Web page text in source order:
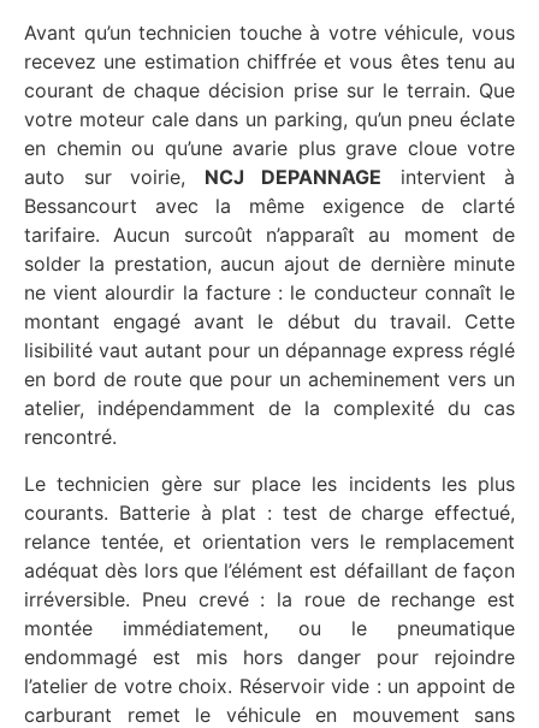
Avant qu’un technicien touche à votre véhicule, vous
recevez une estimation chiffrée et vous êtes tenu au
courant de chaque décision prise sur le terrain. Que
votre moteur cale dans un parking, qu’un pneu éclate
en chemin ou qu’une avarie plus grave cloue votre
auto sur voirie, NCJ DEPANNAGE intervient à
Bessancourt avec la même exigence de clarté
tarifaire. Aucun surcoût n’apparaît au moment de
solder la prestation, aucun ajout de dernière minute
ne vient alourdir la facture : le conducteur connaît le
montant engagé avant le début du travail. Cette
lisibilité vaut autant pour un dépannage express réglé
en bord de route que pour un acheminement vers un
atelier, indépendamment de la complexité du cas
rencontré.
Le technicien gère sur place les incidents les plus
courants. Batterie à plat : test de charge effectué,
relance tentée, et orientation vers le remplacement
adéquat dès lors que l’élément est défaillant de façon
irréversible. Pneu crevé : la roue de rechange est
montée immédiatement, ou le pneumatique
endommagé est mis hors danger pour rejoindre
l’atelier de votre choix. Réservoir vide : un appoint de
carburant remet le véhicule en mouvement sans